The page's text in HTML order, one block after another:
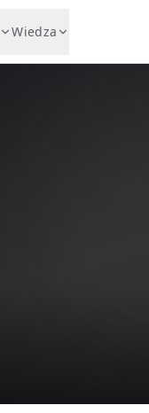
Wiedza